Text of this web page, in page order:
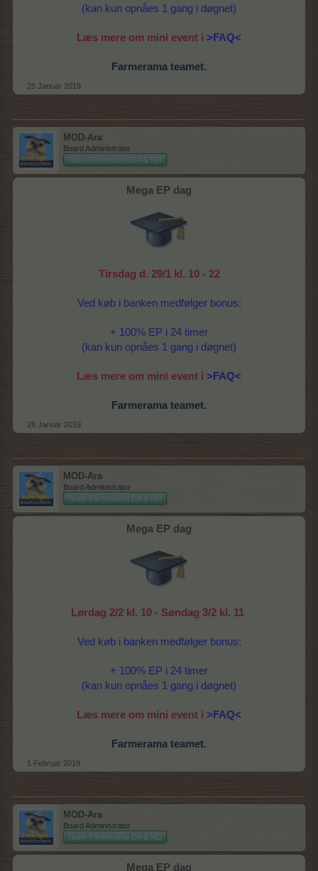
(kan kun opnåes 1 gang i døgnet)
Læs mere om mini event i >FAQ<
Farmerama teamet.
25 Januar 2019
MOD-Ara
Board Administrator
Team Farmerama DA & NO
Mega EP dag
Tirsdag d. 29/1 kl. 10 - 22
Ved køb i banken medfølger bonus:
+ 100% EP i 24 timer
(kan kun opnåes 1 gang i døgnet)
Læs mere om mini event i >FAQ<
Farmerama teamet.
28 Januar 2019
MOD-Ara
Board Administrator
Team Farmerama DA & NO
Mega EP dag
Lørdag 2/2 kl. 10 - Søndag 3/2 kl. 11
Ved køb i banken medfølger bonus:
+ 100% EP i 24 timer
(kan kun opnåes 1 gang i døgnet)
Læs mere om mini event i >FAQ<
Farmerama teamet.
1 Februar 2019
MOD-Ara
Board Administrator
Team Farmerama DA & NO
Mega EP dag